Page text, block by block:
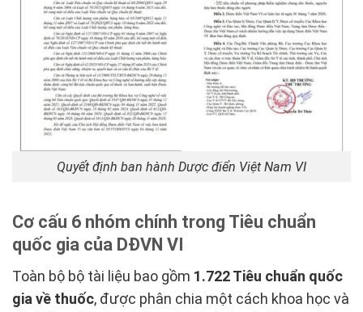
Quyết định ban hành Dược điển Việt Nam VI
Cơ cấu 6 nhóm chính trong Tiêu chuẩn
quốc gia của DĐVN VI
Toàn bộ bộ tài liệu bao gồm 1.722 Tiêu chuẩn quốc
gia về thuốc, được phân chia một cách khoa học và